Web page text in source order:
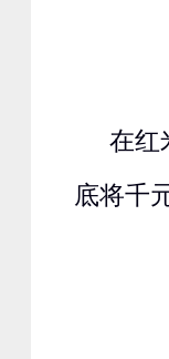
在红
底将千